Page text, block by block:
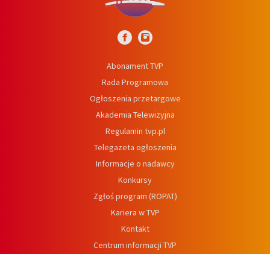
Abonament TVP
Rada Programowa
Ogłoszenia przetargowe
Akademia Telewizyjna
Regulamin tvp.pl
Telegazeta ogłoszenia
Informacje o nadawcy
Konkursy
Zgłoś program (ROPAT)
Kariera w TVP
Kontakt
Centrum informacji TVP